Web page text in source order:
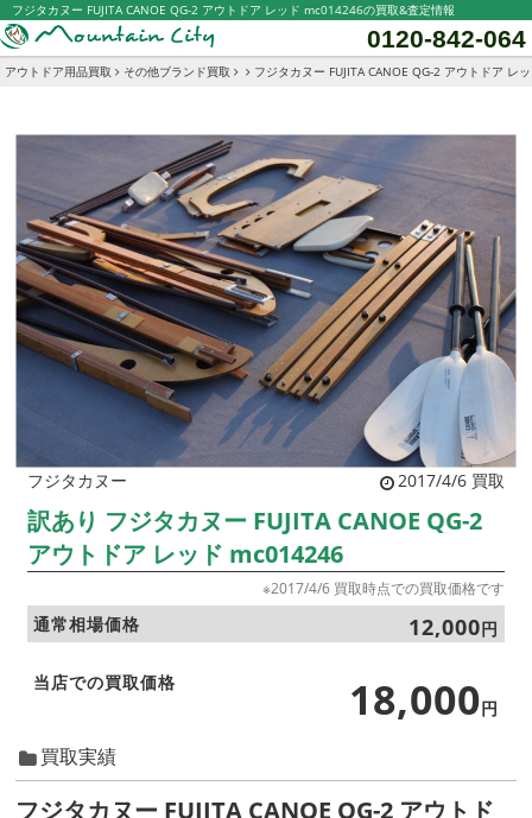
フジタカヌー FUJITA CANOE QG-2 アウトドア レッド mc014246の買取&査定情報
0120-842-064
アウトドア用品買取 その他ブランド買取 フジタカヌー FUJITA CANOE QG-2 アウトドア レ
フジタカヌー 2017/4/6 買取
訳あり フジタカヌー FUJITA CANOE QG-2
アウトドア レッド mc014246
※2017/4/6 買取時点での買取価格です
通常相場価格 12,000円
当店での買取価格 18,000円
買取実績
フジタカヌー FUJITA CANOE QG-2 アウトド